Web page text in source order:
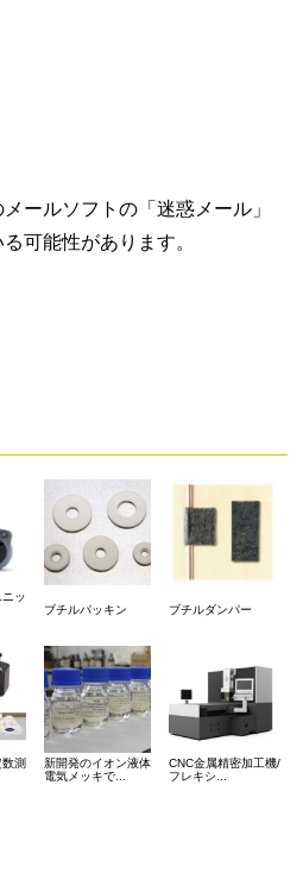
ールソフトの「迷惑メール」
可能性があります。
ッ
ブチルパッキン ブチルダンパー
測
新開発のイオン液体
電気メッキで...
CNC金属精密加工機/
フレキシ...